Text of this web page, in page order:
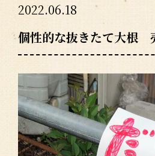
2022.06.18
個性的な抜きたて大根